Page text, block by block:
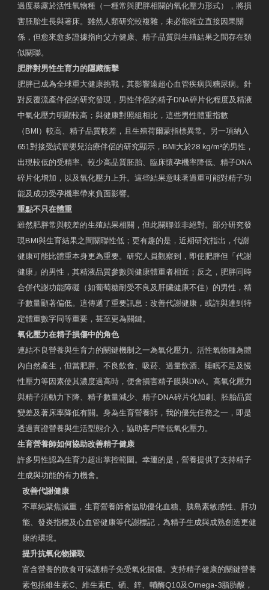
過度暴露於活性氧物種（一種常與肥胖相關的氧化壓力形式），將損
害胚胎生長與著床。雖然人類研究較複雜，未必能確立直接因果關
係，但愈來愈多證據指向父方健康、精子品質與生殖結果之間存在類
似關聯。
肥胖對男性生育力的隱藏衝擊
肥胖已成為全球重大健康挑戰，其影響遠超心血管疾病與糖尿病。針
對反覆流產伴侶的研究發現，男性伴侶的精子DNA碎片化程度及精液
中氧化壓力明顯較高；與健康對照組相比，這些男性體重指數
（BMI）較高、精子品質較差，且生殖荷爾蒙指標異常。另一項納入
651對接受試管嬰兒治療伴侶的研究顯示，BMI大於28 kg/m²的男性，
出現較低的受精率、較少高品質胚胎、臨床懷孕機率降低、精子DNA
碎片化增加，以及氧化壓力上升。這些結果意味著過重可能對精子功
能及成功受孕機率帶來負面影響。
重點不只在體重
雖然肥胖常與較差的生殖結果相關，但此關聯並非絕對。部分研究發
現BMI與生育結果之間關聯性低；更有趣的是，近期研究指出，代謝
健康可能比體重本身更為重要。研究人員觀察到，即使肥胖但「代謝
健康」的男性，其精液品質參數與健康體重者相近；反之，肥胖同時
合併代謝功能障礙（如葡萄糖耐受不良及肝臟健康不佳）的男性，精
子數量顯著偏低。這傳遞了重要訊息：改善代謝健康，或許與達到特
定體重數字同等重要，甚至更為關鍵。
氧化壓力在精子損傷中的角色
連結不良營養與生育力的關鍵機制之一為氧化壓力。活性氧物種為體
內自然產生，但當肥胖、不良飲食、吸菸、過量飲酒、睡眠不足及慢
性壓力等因素使其濃度過高時，便會損害精子膜與DNA。高氧化壓力
與精子活動力下降、精子數量減少、精子DNA碎片化加劇、胚胎品質
變差及著床率降低有關。身為生育營養師，我的優先任務之一，即是
透過實證營養與生活型態介入，協助客戶降低氧化壓力。
生育營養師如何協助改善精子健康
許多男性認為生育力超出掌控範圍。幸運的是，營養提供了支持精子
生成與功能的有力機會。
改善代謝健康
不單純聚焦減重，生育營養師會協助優化血糖、胰島素敏感性、肝功
能、發炎指標及心血管健康等代謝標記，為精子生成與成熟創造更健
康的環境。
提升抗氧化物攝取
富含營養的飲食可保護精子免受氧化損傷。支持精子健康的關鍵營養
素包括維生素C、維生素E、硒、鋅、輔酶Q10及Omega-3脂肪酸，